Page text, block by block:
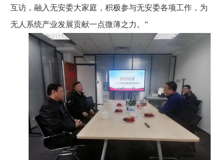
互访，融入无安委大家庭，积极参与无安委各项工作，为
无人系统产业发展贡献一点微薄之力。”